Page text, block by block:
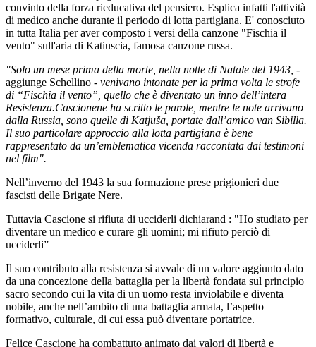
convinto della forza rieducativa del pensiero. Esplica infatti l'attività
di medico anche durante il periodo di lotta partigiana. E' conosciuto
in tutta Italia per aver composto i versi della canzone "Fischia il
vento" sull'aria di Katiuscia, famosa canzone russa.
"Solo un mese prima della morte, nella notte di Natale del 1943, -
aggiunge Schellino - venivano intonate per la prima volta le strofe
di “Fischia il vento”, quello che è diventato un inno dell’intera
Resistenza.Cascionene ha scritto le parole, mentre le note arrivano
dalla Russia, sono quelle di Katjuša, portate dall’amico van Sibilla.
Il suo particolare approccio alla lotta partigiana è bene
rappresentato da un’emblematica vicenda raccontata dai testimoni
nel film".
Nell’inverno del 1943 la sua formazione prese prigionieri due
fascisti delle Brigate Nere.
Tuttavia Cascione si rifiuta di ucciderli dichiarand : "Ho studiato per
diventare un medico e curare gli uomini; mi rifiuto perciò di
ucciderli”
Il suo contributo alla resistenza si avvale di un valore aggiunto dato
da una concezione della battaglia per la libertà fondata sul principio
sacro secondo cui la vita di un uomo resta inviolabile e diventa
nobile, anche nell’ambito di una battaglia armata, l’aspetto
formativo, culturale, di cui essa può diventare portatrice.
Felice Cascione ha combattuto animato dai valori di libertà e